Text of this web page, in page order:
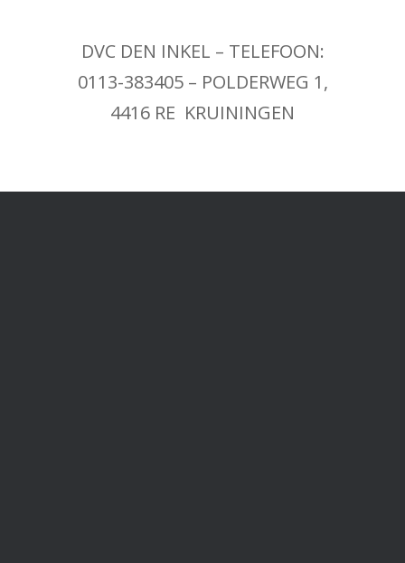
DVC DEN INKEL – TELEFOON:
0113-383405 – POLDERWEG 1,
4416 RE KRUININGEN